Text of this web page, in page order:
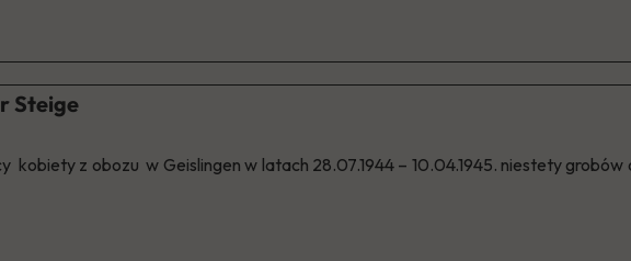
Steige
kobiety z obozu w Geislingen w latach 28.07.1944 – 10.04.1945. niestety